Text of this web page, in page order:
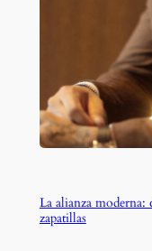
La alianza
zapatillas